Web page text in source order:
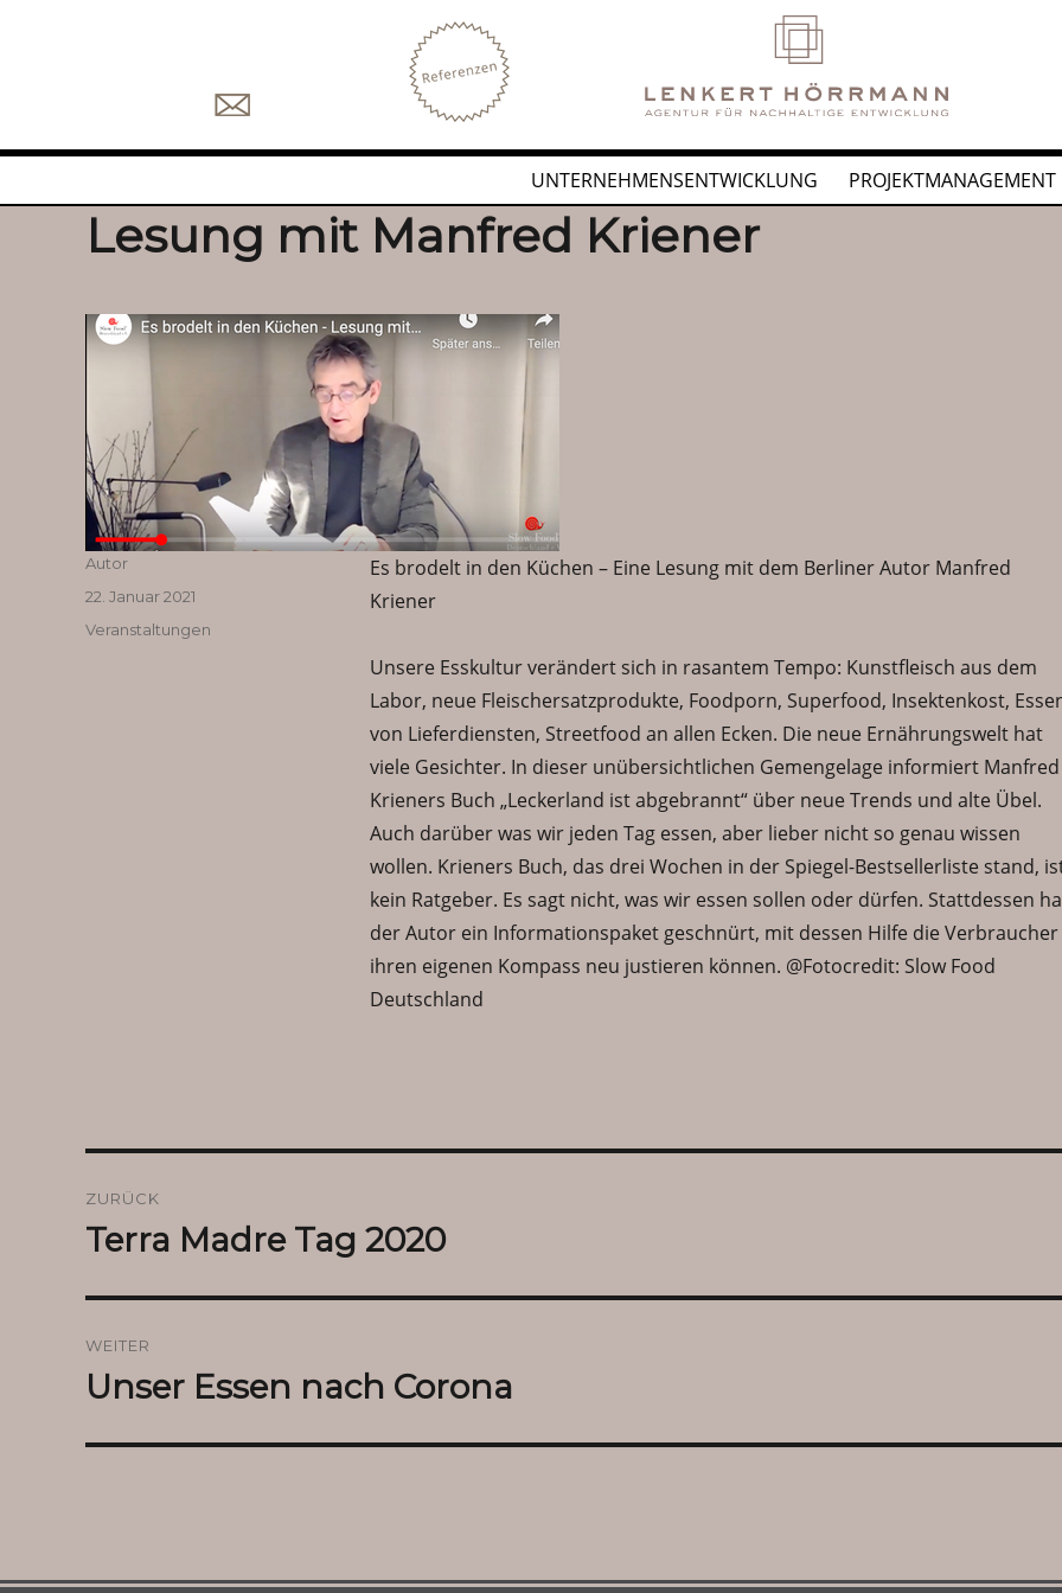
UNTERNEHMENSENTWICKLUNG PROJEKTMANAGEMENT
Lesung mit Manfred Kriener
Es brodelt in den Küchen – Eine Lesung mit dem Berliner Autor Manfred
Kriener
Unsere Esskultur verändert sich in rasantem Tempo: Kunstfleisch aus dem
Labor, neue Fleischersatzprodukte, Foodporn, Superfood, Insektenkost,
von Lieferdiensten, Streetfood an allen Ecken. Die neue Ernährungswelt hat
viele Gesichter. In dieser unübersichtlichen Gemengelage informiert Manfred
Krieners Buch „Leckerland ist abgebrannt“ über neue Trends und alte Übel.
Auch darüber was wir jeden Tag essen, aber lieber nicht so genau wissen
wollen. Krieners Buch, das drei Wochen in der Spiegel-Bestsellerliste stand,
kein Ratgeber. Es sagt nicht, was wir essen sollen oder dürfen. Stattdessen
der Autor ein Informationspaket geschnürt, mit dessen Hilfe die Verbraucher
ihren eigenen Kompass neu justieren können. @Fotocredit: Slow Food
Deutschland
Autor
Autor
Veröffentlicht
22. Januar 2021
Kategorien
Veranstaltungen
ZURÜCK
Vorheriger
Terra Madre Tag 2020
WEITER
Nächster
Unser Essen nach Corona